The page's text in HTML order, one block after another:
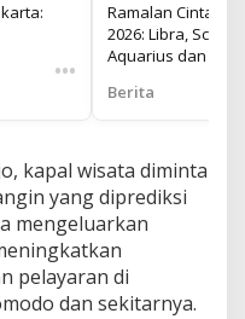
•••
Ramalan Cinta
2026: Libra,
Aquarius dan
Berita
kapal wisata diminta
yang diprediksi
mengeluarkan
pelayaran di
dan sekitarnya.